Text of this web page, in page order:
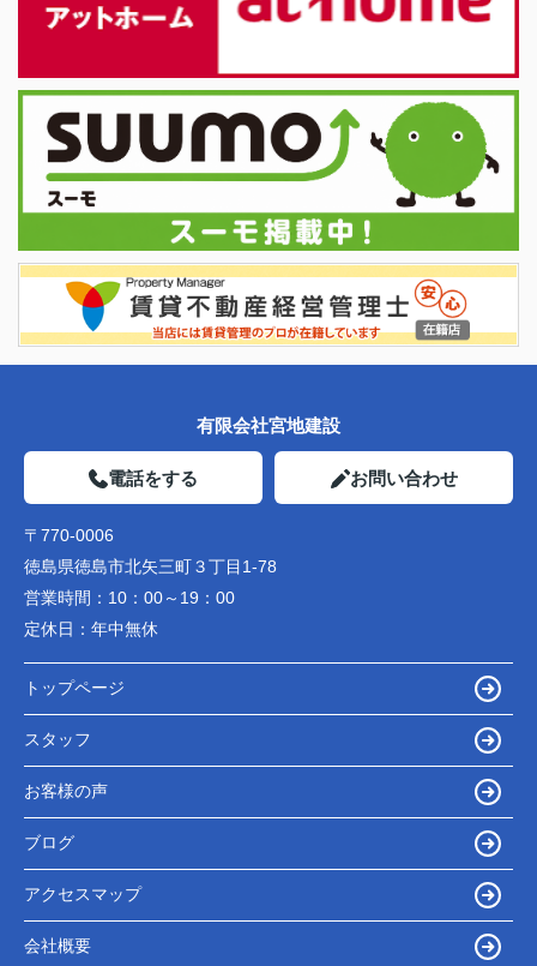
有限会社宮地建設
電話をする お問い合わせ
〒770-0006
徳島県徳島市北矢三町３丁目1-78
営業時間： 10：00～19：00
定休日： 年中無休
トップページ
スタッフ
お客様の声
ブログ
アクセスマップ
会社概要